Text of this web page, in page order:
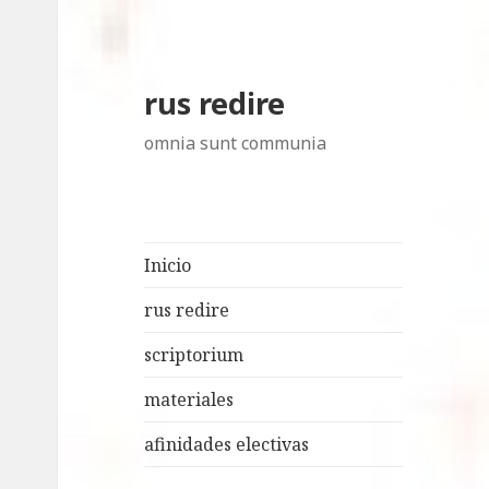
rus redire
omnia sunt communia
Inicio
rus redire
scriptorium
materiales
afinidades electivas